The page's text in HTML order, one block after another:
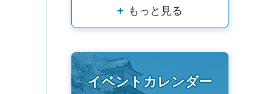
もっと見る
イベントカレンダー